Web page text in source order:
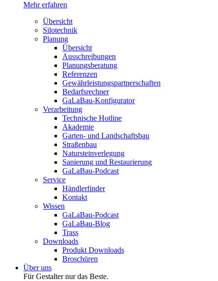
Mehr erfahren
Übersicht
Silotechnik
Planung
Übersicht
Ausschreibungen
Planungsberatung
Referenzen
Gewährleistungspartnerschaften
Bedarfsrechner
GaLaBau-Konfigurator
Verarbeitung
Technische Hotline
Akademie
Garten- und Landschaftsbau
Straßenbau
Natursteinverlegung
Sanierung und Restaurierung
GaLaBau-Podcast
Service
Händlerfinder
Kontakt
Wissen
GaLaBau-Podcast
GaLaBau-Blog
Trass
Downloads
Produkt Downloads
Broschüren
Über uns
Für Gestalter nur das Beste.